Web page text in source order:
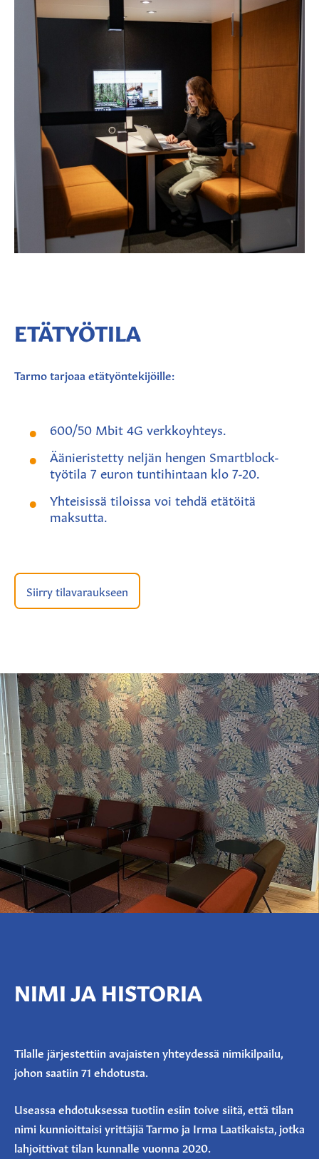
ETÄTYÖTILA
Tarmo tarjoaa etätyöntekijöille:
600/50 Mbit 4G verkkoyhteys.
Äänieristetty neljän hengen Smartblock-
työtila 7 euron tuntihintaan klo 7-20.
Yhteisissä tiloissa voi tehdä etätöitä
maksutta.
Siirry tilavaraukseen
NIMI JA HISTORIA
Tilalle järjestettiin avajaisten yhteydessä nimikilpailu,
johon saatiin 71 ehdotusta.
Useassa ehdotuksessa tuotiin esiin toive siitä, että tilan
nimi kunnioittaisi yrittäjiä Tarmo ja Irma Laatikaista, jotka
lahjoittivat tilan kunnalle vuonna 2020.